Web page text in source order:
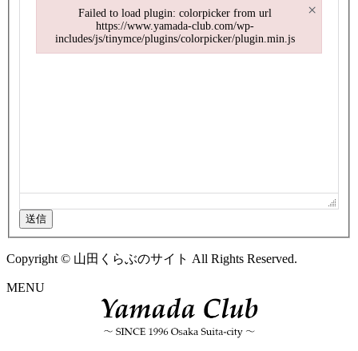
送信
Copyright © 山田くらぶのサイト All Rights Reserved.
MENU
Failed to load plugin: colorpicker from url
https://www.yamada-club.com/wp-
includes/js/tinymce/plugins/colorpicker/plugin.min.js
×
Failed to load plugin: colorpicker from url https://www.yamada-